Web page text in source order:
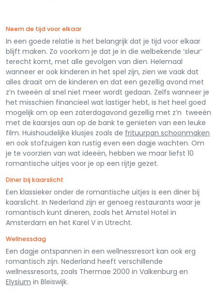
Neem de tijd voor elkaar
In een goede relatie is het belangrijk dat je tijd voor elkaar
blijft maken. Zo voorkom je dat je in die welbekende ‘sleur’
terecht komt, met alle gevolgen van dien. Helemaal
wanneer er ook kinderen in het spel zijn, zien we vaak dat
alles draait om de kinderen en dat een gezellig avond met
z’n tweeën al snel niet meer wordt gedaan. Zelfs wanneer je
het misschien financieel wat lastiger hebt, is het heel goed
mogelijk om op een zaterdagavond gezellig met z’n tweeën
met de kaarsjes aan op de bank te genieten van een leuke
film. Huishoudelijke klusjes zoals de frituurpan schoonmaken
en ook stofzuigen kan rustig even een dagje wachten. Om
je te voorzien van wat ideeën, hebben we maar liefst 10
romantische uitjes voor je op een rijtje gezet.
Diner bij kaarslicht
Een klassieker onder de romantische uitjes is een diner bij
kaarslicht. In Nederland zijn er genoeg restaurants waar je
romantisch kunt dineren, zoals het Amstel Hotel in
Amsterdam en het Karel V in Utrecht.
Wellnessdag
Een dagje ontspannen in een wellnessresort kan ook erg
romantisch zijn. Nederland heeft verschillende
wellnessresorts, zoals Thermae 2000 in Valkenburg en
Elysium in Bleiswijk.